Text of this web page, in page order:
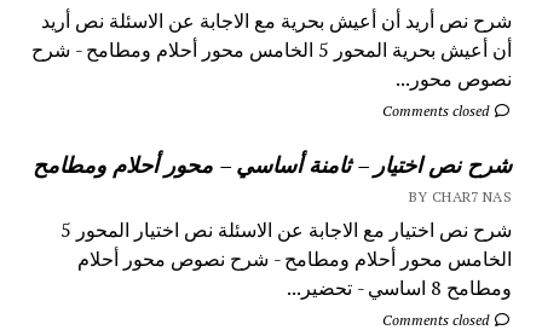
شرح نص أريد أن أعيش بحرية مع الاجابة عن الاسئلة نص أريد
أن أعيش بحرية المحور 5 الخامس محور أحلام ومطامح - شرح
نصوص محور...
Comments closed
شرح نص اختيار – ثامنة أساسي – محور أحلام ومطامح
BY CHAR7 NAS
شرح نص اختيار مع الاجابة عن الاسئلة نص اختيار المحور 5
الخامس محور أحلام ومطامح - شرح نصوص محور أحلام
ومطامح 8 اساسي - تحضير...
Comments closed